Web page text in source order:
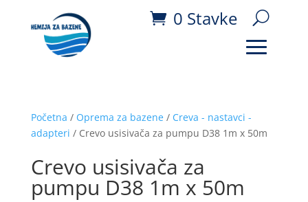
0 Stavke
Početna / Oprema za bazene/ Creva - nastavci -
adapteri / Crevo usisivača za pumpu D38 1m x 50m
Crevo usisivača za
pumpu D38 1m x 50m